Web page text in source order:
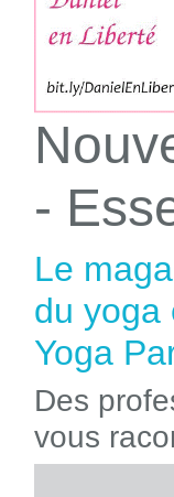
-
Le
du yoga
Yoga
Des
vous